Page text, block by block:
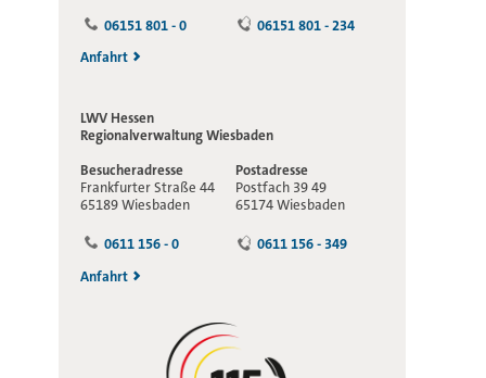
06151 801 - 0
06151 801 - 234
Anfahrt
LWV Hessen
RegionalverwaltungWiesbaden
Besucheradresse
Frankfurter Straße 44
65189 Wiesbaden
Postadresse
Postfach 39 49
65174 Wiesbaden
0611 156 - 0
0611 156 - 349
Anfahrt